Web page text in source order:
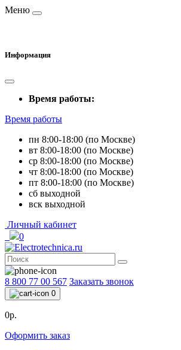
Меню
Информация
Время работы:
Время работы
пн 8:00-18:00 (по Москве)
вт 8:00-18:00 (по Москве)
ср 8:00-18:00 (по Москве)
чт 8:00-18:00 (по Москве)
пт 8:00-18:00 (по Москве)
сб выходной
вск выходной
Личный кабинет
0
8 800 77 00 567 Заказать звонок
0
0р.
Оформить заказ